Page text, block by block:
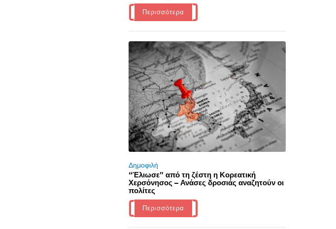
Περισσότερα
Δημοφιλή
“Έλιωσε” από τη ζέστη η Κορεατική
Χερσόνησος – Ανάσες δροσιάς αναζητούν οι
πολίτες
Περισσότερα